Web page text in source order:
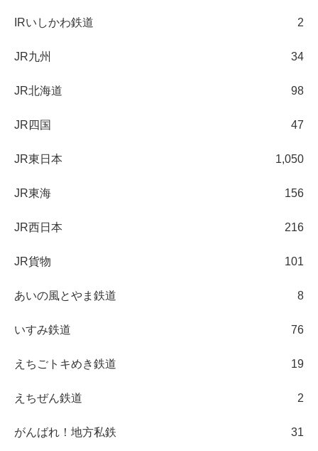
IRいしかわ鉄道 2
JR九州 34
JR北海道 98
JR四国 47
JR東日本 1,050
JR東海 156
JR西日本 216
JR貨物 101
あいの風とやま鉄道 8
いすみ鉄道 76
えちごトキめき鉄道 19
えちぜん鉄道 2
がんばれ！地方私鉄 31